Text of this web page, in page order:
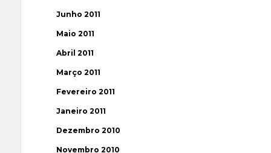
Junho 2011
Maio 2011
Abril 2011
Março 2011
Fevereiro 2011
Janeiro 2011
Dezembro 2010
Novembro 2010